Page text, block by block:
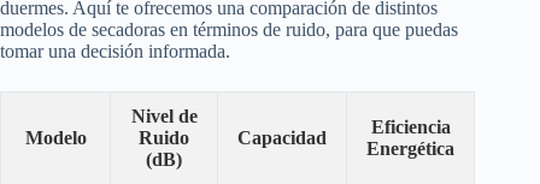
duermes. Aquí te ofrecemos una comparación de distintos
modelos de secadoras en términos de ruido, para que puedas
tomar una decisión informada.
Modelo
Nivel de
Ruido
(dB)
Capacidad
Eficiencia
Energética